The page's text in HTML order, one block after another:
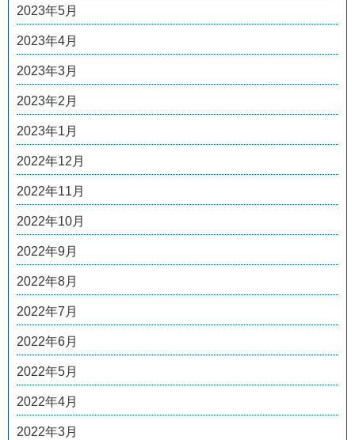
2023年5月
2023年4月
2023年3月
2023年2月
2023年1月
2022年12月
2022年11月
2022年10月
2022年9月
2022年8月
2022年7月
2022年6月
2022年5月
2022年4月
2022年3月